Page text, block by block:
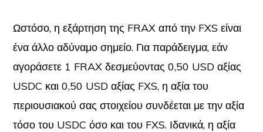
Ωστόσο, η εξάρτηση της FRAX από την FXS είναι
ένα άλλο αδύναμο σημείο. Για παράδειγμα, εάν
αγοράσετε 1 FRAX δεσμεύοντας 0,50 USD αξίας
USDC και 0,50 USD αξίας FXS, η αξία του
περιουσιακού σας στοιχείου συνδέεται με την αξία
τόσο του USDC όσο και του FXS. Ιδανικά, η αξία